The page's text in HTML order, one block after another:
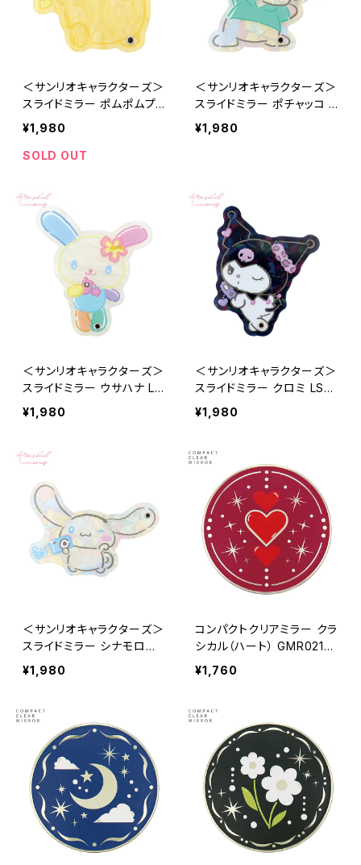
＜サンリオキャラクターズ＞
スライドミラー ポムポムプリ
ン LSR-G012-E
¥1,980
SOLD OUT
＜サンリオキャラクターズ＞
スライドミラー ポチャッコ L
SR-G012-D
¥1,980
＜サンリオキャラクターズ＞
スライドミラー ウサハナ LS
R-G012-C
¥1,980
＜サンリオキャラクターズ＞
スライドミラー クロミ LSR-
G012-B
¥1,980
＜サンリオキャラクターズ＞
スライドミラー シナモロー
ル LSR-G012-A
¥1,980
コンパクトクリアミラー クラ
シカル（ハート） GMR0214-
RD（レッド）
¥1,760